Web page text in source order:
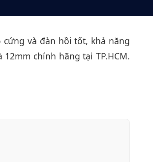
và đàn hồi tốt, khả năng
chính hãng tại TP.HCM.